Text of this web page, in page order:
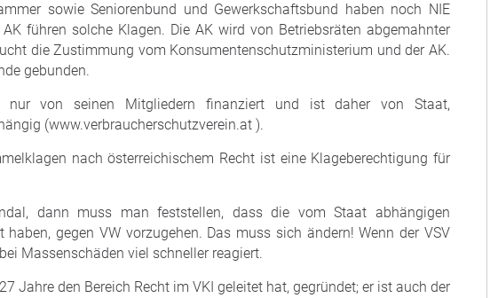
sowie Seniorenbund und Gewerkschaftsbund haben noch NIE
führen solche Klagen. Die AK wird von Betriebsräten abgemahnter
die Zustimmung vom Konsumentenschutzministerium und der AK.
gebunden.
nur von seinen Mitgliedern finanziert und ist daher von Staat,
(www.verbraucherschutzverein.at ).
nach österreichischem Recht ist eine Klageberechtigung für
dann muss man feststellen, dass die vom Staat abhängigen
haben, gegen VW vorzugehen. Das muss sich ändern! Wenn der VSV
Massenschäden viel schneller reagiert.
Jahre den Bereich Recht im VKI geleitet hat, gegründet; er ist auch der